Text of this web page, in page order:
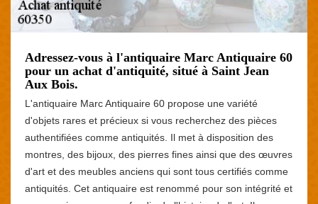
Adressez-vous à l'antiquaire Marc Antiquaire 60
pour un achat d'antiquité, situé à Saint Jean
Aux Bois.
L'antiquaire Marc Antiquaire 60 propose une variété
d'objets rares et précieux si vous recherchez des pièces
authentifiées comme antiquités. Il met à disposition des
montres, des bijoux, des pierres fines ainsi que des œuvres
d'art et des meubles anciens qui sont tous certifiés comme
antiquités. Cet antiquaire est renommé pour son intégrité et